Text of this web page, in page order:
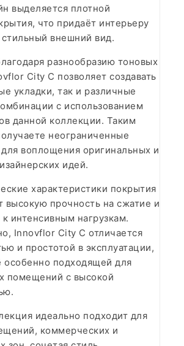
выделяется плотной
что придаёт интерьеру
внешний вид.
разнообразию тоновых
City C позволяет создавать
укладки, так и различные
с использованием
данной коллекции. Таким
неограниченные
воплощения оригинальных и
идей.
характеристики покрытия
высокую прочность на сжатие и
к интенсивным нагрузкам.
Innovflor City C отличается
и простотой в эксплуатации,
особенно подходящей для
помещений с высокой
идеально подходит для
коммерческих и